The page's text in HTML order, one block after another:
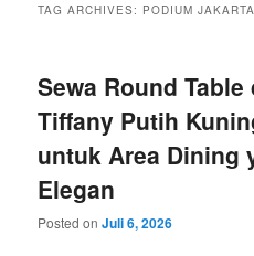
TAG ARCHIVES: PODIUM
Sewa Round
Tiffany Putih
untuk Area Dining
Elegan
Posted onJuli 6, 2026